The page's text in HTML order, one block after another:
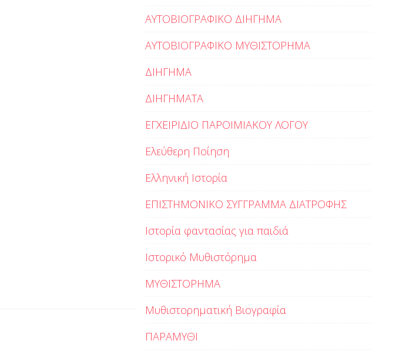
ΑΥΤΟΒΙΟΓΡΑΦΙΚΟ ΔΙΗΓΗΜΑ
ΑΥΤΟΒΙΟΓΡΑΦΙΚΟ ΜΥΘΙΣΤΟΡΗΜΑ
ΔΙΗΓΗΜΑ
ΔΙΗΓΗΜΑΤΑ
ΕΓΧΕΙΡΙΔΙΟ ΠΑΡΟΙΜΙΑΚΟΥ ΛΟΓΟΥ
Ελεύθερη Ποίηση
Ελληνική Ιστορία
ΕΠΙΣΤΗΜΟΝΙΚΟ ΣΥΓΓΡΑΜΜΑ ΔΙΑΤΡΟΦΗΣ
Ιστορία φαντασίας για παιδιά
Ιστορικό Μυθιστόρημα
ΜΥΘΙΣΤΟΡΗΜΑ
Μυθιστορηματική Βιογραφία
ΠΑΡΑΜΥΘΙ